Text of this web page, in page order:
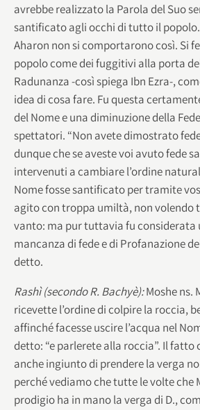
avrebbe realizzato la Parola del Suo
santificato agli occhi di tutto il popolo.
Aharon non si comportarono così. Si
popolo come dei fuggitivi alla porta
Radunanza -così spiega Ibn Ezra-,
idea di cosa fare. Fu questa
del Nome e una diminuzione della
spettatori. “Non avete dimostrato
dunque che se aveste voi avuto fede
intervenuti a cambiare l’ordine
Nome fosse santificato per tramite
agito con troppa umiltà, non volendo
vanto: ma pur tuttavia fu considerata
mancanza di fede e di Profanazione
detto.
Rashì (secondo R. Bachyè):Moshe ns.
ricevette l’ordine di colpire la roccia,
affinché facesse uscire l’acqua nel
detto: “e parlerete alla roccia”. Il fatto
anche ingiunto di prendere la verga
perché vediamo che tutte le volte che
prodigio ha in mano la verga di D.,